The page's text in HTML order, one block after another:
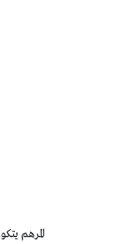
المرهم